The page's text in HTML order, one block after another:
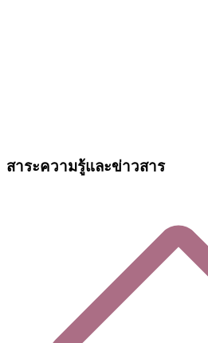
สาระความรู้และข่าวสาร